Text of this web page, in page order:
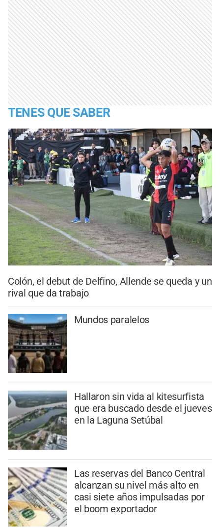
TENES QUE SABER
Colón, el debut de Delfino, Allende se queda y un
rival que da trabajo
Mundos paralelos
Hallaron sin vida al kitesurfista
que era buscado desde el jueves
en la Laguna Setúbal
Las reservas del Banco Central
alcanzan su nivel más alto en
casi siete años impulsadas por
el boom exportador